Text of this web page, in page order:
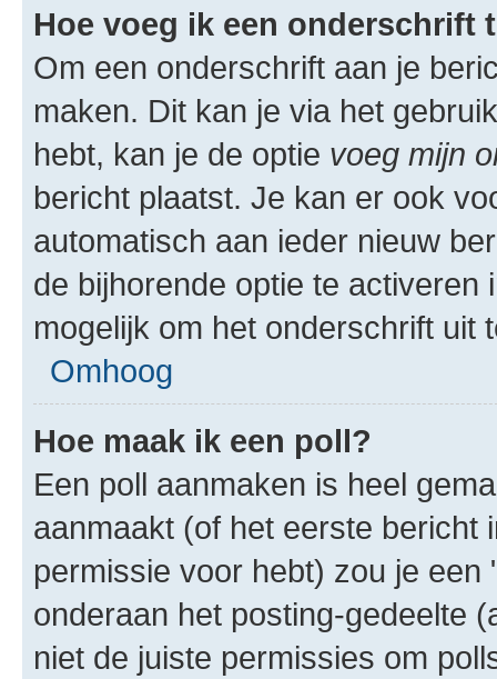
Hoe voeg ik een onderschrift
Om een onderschrift aan je
maken. Dit kan je via het
hebt, kan je de optie voeg mijn
bericht plaatst. Je kan er ook
automatisch aan ieder nieuw
de bijhorende optie te
mogelijk om het onderschrift uit
Omhoog
Hoe maak ik een poll?
Een poll aanmaken is heel
aanmaakt (of het eerste bericht
permissie voor hebt) zou je
onderaan het posting-gedeelte
niet de juiste permissies om